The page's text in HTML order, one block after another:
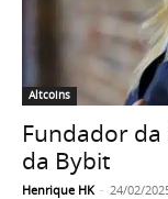
Altcoins
Fundador
da Bybit
Henrique HK - 24/02/